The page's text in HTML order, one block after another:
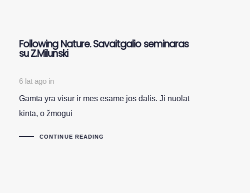
Following Nature. Savaitgalio seminaras
su Z.Milunski
6 lat ago in
Gamta yra visur ir mes esame jos dalis. Ji nuolat
kinta, o žmogui
CONTINUE READING